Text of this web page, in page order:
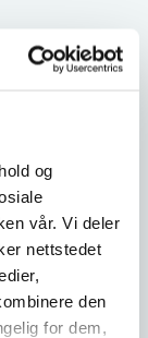
og
vår. Vi deler
nettstedet
den
for dem,
plastic sump
/ PP